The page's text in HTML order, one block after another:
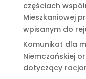
częściach
Mieszkaniowej
wpisanym do
Komunikat dla
Niemczańskiej
dotyczący